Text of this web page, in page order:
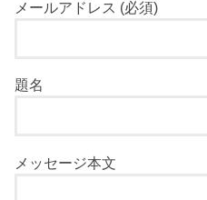
メールアドレス (必須)
題名
メッセージ本文